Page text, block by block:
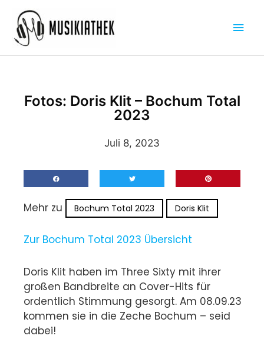
Inhalt
springen
Fotos: Doris Klit – Bochum Total
2023
Juli 8, 2023
Mehr zu Bochum Total 2023 Doris Klit
Zur Bochum Total 2023 Übersicht
Doris Klit haben im Three Sixty mit ihrer
großen Bandbreite an Cover-Hits für
ordentlich Stimmung gesorgt. Am 08.09.23
kommen sie in die Zeche Bochum – seid
dabei!